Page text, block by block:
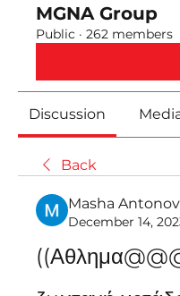
MGNA Group
Public · 262 members
Discussion
Back
Masha
December 14,